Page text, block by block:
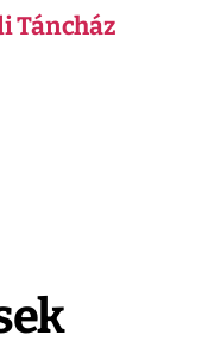
Táncház